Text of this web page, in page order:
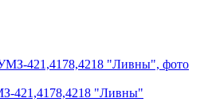
421,4178,4218 "Ливны"